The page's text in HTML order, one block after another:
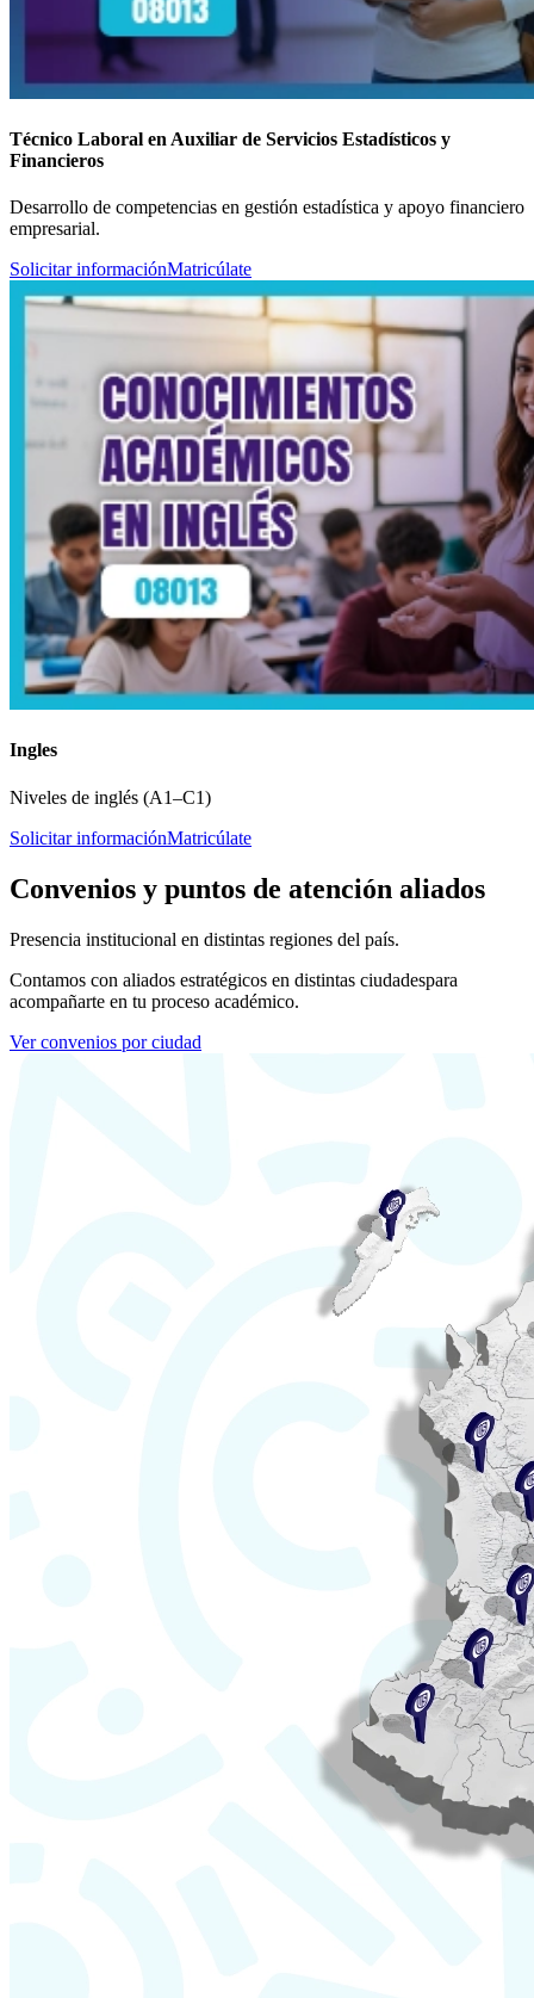
Técnico Laboral en Auxiliar de Servicios Estadísticos y
Financieros
Desarrollo de competencias en gestión estadística y apoyo financiero
empresarial.
Solicitar informaciónMatricúlate
Ingles
Niveles de inglés (A1–C1)
Solicitar informaciónMatricúlate
Convenios y puntos de atención aliados
Presencia institucional en distintas regiones del país.
Contamos con aliados estratégicos en distintas ciudadespara
acompañarte en tu proceso académico.
Ver convenios por ciudad